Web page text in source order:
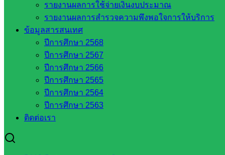
รายงานผลการใช้จ่ายเงินงบประมาณ
รายงานผลการสำรวจความพึงพอใจการให้บริการ
ข้อมูลสารสนเทศ
ปีการศึกษา 2568
ปีการศึกษา 2567
ปีการศึกษา 2566
ปีการศึกษา 2565
ปีการศึกษา 2564
ปีการศึกษา 2563
ติดต่อเรา
จังหวัด
สระแก้ว
ศึกษาธิการ
จังหวัด
สระแก้ว
สำนักงาน
ส.ก.ส.ค.
จังหวัด
สระแก้ว
สพป.